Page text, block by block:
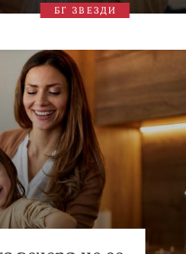
БГ ЗВЕЗДИ